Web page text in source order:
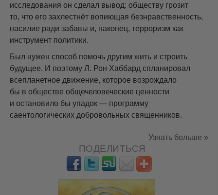
исследования он сделал вывод: обществу грозит
то, что его захлестнёт вопиющая безнравственность,
насилие ради забавы и, наконец, терроризм как
инструмент политики.
Был нужен способ помочь другим жить и строить
будущее. И поэтому Л. Рон Хаббард спланировал
всепланетное движение, которое возрождало
бы в обществе общечеловеческие ценности
и остановило бы упадок — программу
саентологических добровольных священников.
Узнать больше »
ПОДЕЛИТЬСЯ